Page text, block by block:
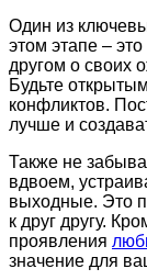
Один из
этом этапе –
другом о своих
Будьте
конфликтов.
лучше и
Также не
вдвоем,
выходные. Это
к друг другу.
проявления
значение для